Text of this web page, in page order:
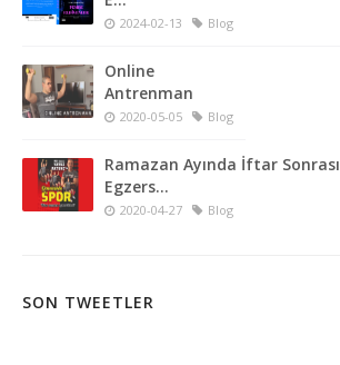
2024-02-13 Blog
Online
Antrenman
2020-05-05 Blog
Ramazan Ayında İftar Sonrası
Egzers...
2020-04-27 Blog
SON TWEETLER